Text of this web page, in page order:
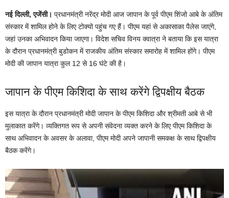
नई दिल्ली, एजेंसी। प्रधानमंत्री नरेंद्र मोदी आज जापान के पूर्व पीएम शिंजो आबे के अंतिम
संस्कार में शामिल होने के लिए टोक्यो पहुंच गए हैं। पीएम यहां से अकासाका पैलेस जाएंगे,
जहां उनका अभिवादन किया जाएगा। विदेश सचिव विनय क्वात्रा ने बताया कि इस यात्रा
के दौरान प्रधानमंत्री बुडोकन में राजकीय अंतिम संस्कार समारोह में शामिल होंगे। पीएम
मोदी की जापान यात्रा कुल 12 से 16 घंटे की है।
जापान के पीएम किशिदा के साथ करेंगे द्विपक्षीय बैठक
इस यात्रा के दौरान प्रधानमंत्री मोदी जापान के पीएम किशिदा और श्रीमती आबे से भी
मुलाकात करेंगे। व्यक्तिगत रूप से अपनी संवेदना व्यक्त करने के लिए पीएम किशिदा के
साथ अभिवादन के अवसर के अलावा, पीएम मोदी अपने जापानी समकक्ष के साथ द्विपक्षीय
बैठक करेंगे।